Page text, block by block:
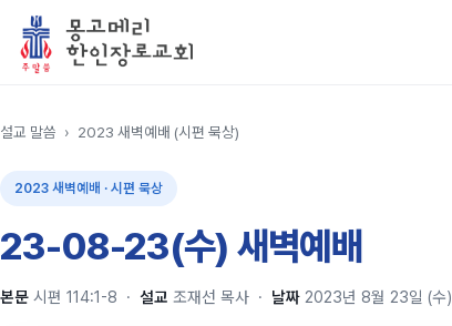
설교 말씀 › 2023 새벽예배 (시편 묵상)
2023 새벽예배 · 시편 묵상
23-08-23(수) 새벽예배
본문 시편 114:1-8 · 설교 조재선 목사 · 날짜 2023년 8월 23일 (수)